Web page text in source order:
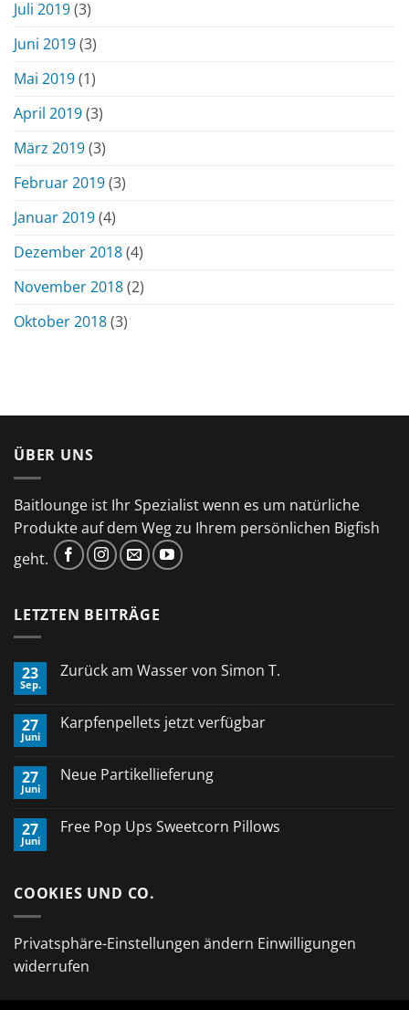
Juli 2019(3)
Juni 2019(3)
Mai 2019(1)
April 2019(3)
März 2019(3)
Februar 2019(3)
Januar 2019(4)
Dezember 2018(4)
November 2018(2)
Oktober 2018(3)
ÜBER UNS
Baitlounge ist Ihr Spezialist wenn es um natürliche
Produkte auf dem Weg zu Ihrem persönlichen Bigfish
geht.
LETZTEN BEITRÄGE
23
Sep.
Zurück am Wasser von Simon T.
Zurück
Simon
T.
27
Juni
Karpfenpellets jetzt verfügbar
Karpfenpellets
27
Juni
Neue Partikellieferung
Neue
27
Juni
Free Pop Ups Sweetcorn Pillows
Pop
COOKIES UND CO.
Privatsphäre-Einstellungen ändern Einwilligungen
widerrufen